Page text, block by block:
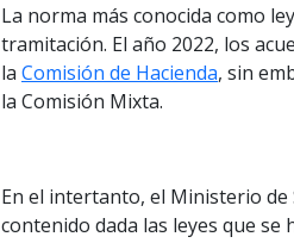
La norma más conocida como
tramitación. El año 2022, los
la Comisión de Hacienda, sin
la Comisión Mixta.
En el intertanto, el Ministerio de
contenido dada las leyes que